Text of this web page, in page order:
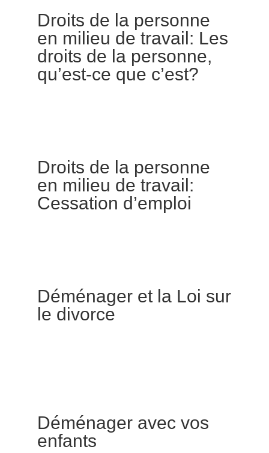
Droits de la personne
en milieu de travail: Les
droits de la personne,
qu’est-ce que c’est?
Droits de la personne
en milieu de travail:
Cessation d’emploi
Déménager et la Loi sur
le divorce
Déménager avec vos
enfants